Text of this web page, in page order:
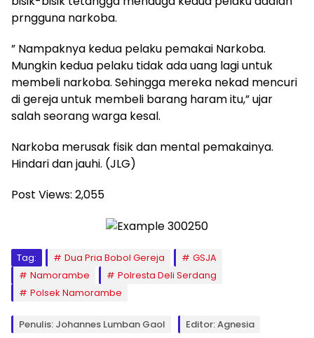
prngguna narkoba.
” Nampaknya kedua pelaku pemakai Narkoba.
Mungkin kedua pelaku tidak ada uang lagi untuk
membeli narkoba. Sehingga mereka nekad mencuri
di gereja untuk membeli barang haram itu,” ujar
salah seorang warga kesal.
Narkoba merusak fisik dan mental pemakainya.
Hindari dan jauhi. (JLG)
Post Views: 2,055
Tag: Dua Pria Bobol Gereja
GSJA
Namorambe
Polresta Deli Serdang
Polsek Namorambe
Penulis: Johannes Lumban Gaol Editor: Agnesia